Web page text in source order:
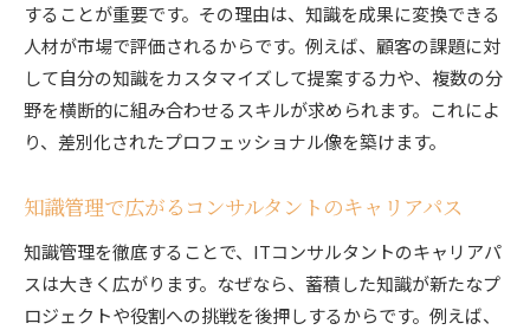
することが重要です。その理由は、知識を成果に変換できる
人材が市場で評価されるからです。例えば、顧客の課題に対
して自分の知識をカスタマイズして提案する力や、複数の分
野を横断的に組み合わせるスキルが求められます。これによ
り、差別化されたプロフェッショナル像を築けます。
知識管理で広がるコンサルタントのキャリアパス
知識管理を徹底することで、ITコンサルタントのキャリアパ
スは大きく広がります。なぜなら、蓄積した知識が新たなプ
ロジェクトや役割への挑戦を後押しするからです。例えば、